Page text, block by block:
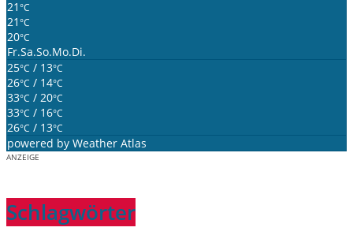
21 °C
21 °C
20°C
Fr.Sa.So.Mo.Di.
25°C / 13°C
26°C / 14°C
33°C / 20°C
33°C / 16°C
26°C / 13°C
powered by Weather Atlas
ANZEIGE
Schlagwörter